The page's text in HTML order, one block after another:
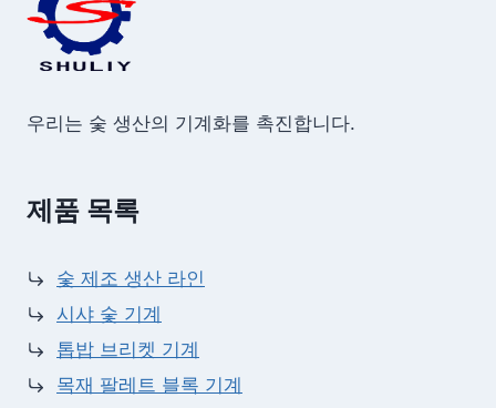
우리는 숯 생산의 기계화를 촉진합니다.
제품 목록
숯 제조 생산 라인
시샤 숯 기계
톱밥 브리켓 기계
목재 팔레트 블록 기계